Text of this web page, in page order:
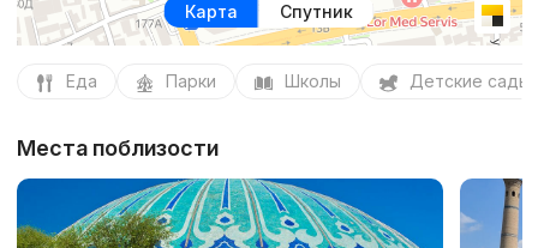
Карта Спутник
Еда Парки Школы Детские сады
Места поблизости